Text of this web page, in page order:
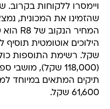
ויימסרו ללקוחות בקרוב.
שהזמינו את המכונית,
שקל. רשימת התוספות
תיקים המתאים במיוחד
61,600 שקל.